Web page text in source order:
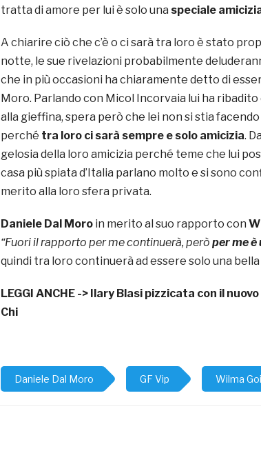
tratta di amore per lui è solo una speciale
A chiarire ciò che c’è o ci sarà tra loro è stato
notte, le sue rivelazioni probabilmente
che in più occasioni ha chiaramente detto di
Moro. Parlando con Micol Incorvaia lui ha
alla gieffina, spera però che lei non si stia
perché tra loro ci sarà sempre e solo amicizia.
gelosia della loro amicizia perché teme che lui
casa più spiata d’Italia parlano molto e si sono
merito alla loro sfera privata.
Daniele Dal Moro in merito al suo rapporto con
“Fuori il rapporto per me continuerà, però per me è
quindi tra loro continuerà ad essere solo una bella
LEGGI ANCHE -> Ilary Blasi pizzicata con il
Chi
Daniele Dal Moro GF Vip Wilma